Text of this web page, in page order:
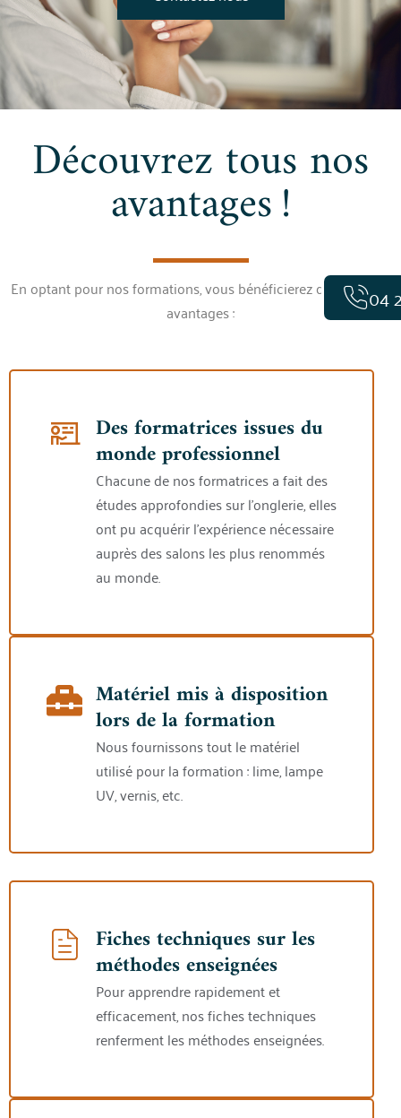
Découvrez tous nos
avantages !
En optant pour nos formations, vous bénéficierez de plusieurs
avantages :
Des formatrices issues du
monde professionnel
Chacune de nos formatrices a fait des
études approfondies sur l’onglerie, elles
ont pu acquérir l’expérience nécessaire
auprès des salons les plus renommés
au monde.
Matériel mis à disposition
lors de la formation
Nous fournissons tout le matériel
utilisé pour la formation : lime, lampe
UV, vernis, etc.
Fiches techniques sur les
méthodes enseignées
Pour apprendre rapidement et
efficacement, nos fiches techniques
renferment les méthodes enseignées.